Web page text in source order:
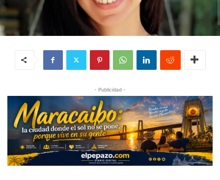
- Publicidad -